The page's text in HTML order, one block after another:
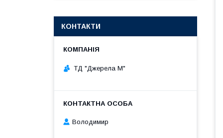
КОНТАКТИ
ТД "Джерела М"
Володимир